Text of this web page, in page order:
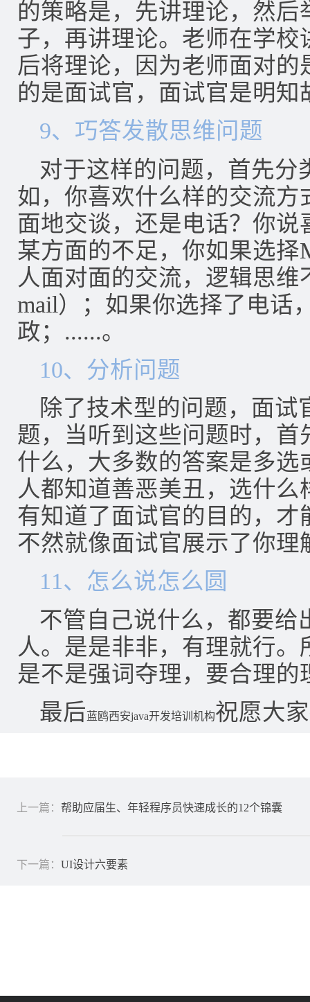
的策略是，先讲理论，然
子，再讲理论。老师在学
后将理论，因为老师面对
的是面试官，面试官是明知
9、巧答发散思维问题
对于这样的问题，首先分
如，你喜欢什么样的交流方
面地交谈，还是电话？你
某方面的不足，你如果选
人面对面的交流，逻辑思维
mail）；如果你选择了电话
政；......。
10、分析问题
除了技术型的问题，面
题，当听到这些问题时，
什么，大多数的答案是多
人都知道善恶美丑，选什
有知道了面试官的目的，
不然就像面试官展示了你理
11、怎么说怎么圆
不管自己说什么，都要给
人。是是非非，有理就行
是不是强词夺理，要合理的
最后 蓝鸥西安java开发培训机构祝愿大
上一篇： 帮助应届生、年轻程序员快速成长的12个锦囊
下一篇： UI设计六要素